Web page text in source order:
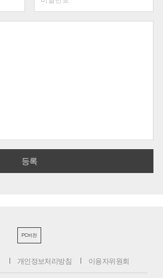
PC버전
개인정보처리방침 이용자위원회